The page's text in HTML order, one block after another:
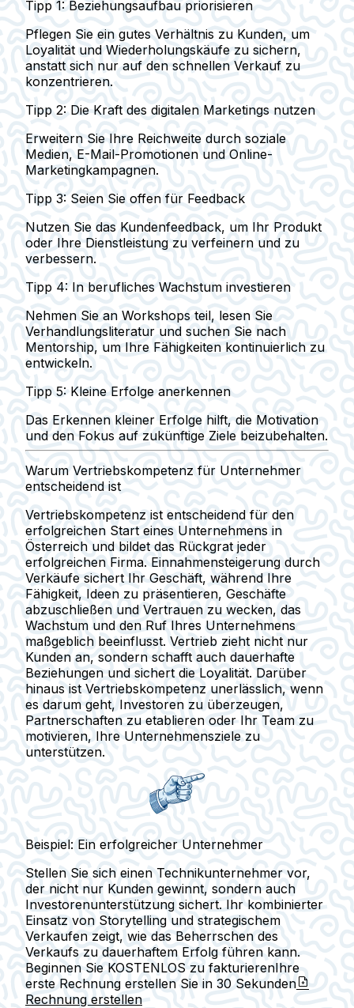
Tipp 1: Beziehungsaufbau priorisieren
Pflegen Sie ein gutes Verhältnis zu Kunden, um
Loyalität und Wiederholungskäufe zu sichern,
anstatt sich nur auf den schnellen Verkauf zu
konzentrieren.
Tipp 2: Die Kraft des digitalen Marketings nutzen
Erweitern Sie Ihre Reichweite durch soziale
Medien, E-Mail-Promotionen und Online-
Marketingkampagnen.
Tipp 3: Seien Sie offen für Feedback
Nutzen Sie das Kundenfeedback, um Ihr Produkt
oder Ihre Dienstleistung zu verfeinern und zu
verbessern.
Tipp 4: In berufliches Wachstum investieren
Nehmen Sie an Workshops teil, lesen Sie
Verhandlungsliteratur und suchen Sie nach
Mentorship, um Ihre Fähigkeiten kontinuierlich zu
entwickeln.
Tipp 5: Kleine Erfolge anerkennen
Das Erkennen kleiner Erfolge hilft, die Motivation
und den Fokus auf zukünftige Ziele beizubehalten.
Warum Vertriebskompetenz für Unternehmer
entscheidend ist
Vertriebskompetenz ist entscheidend für den
erfolgreichen Start eines Unternehmens in
Österreich und bildet das Rückgrat jeder
erfolgreichen Firma. Einnahmensteigerung durch
Verkäufe sichert Ihr Geschäft, während Ihre
Fähigkeit, Ideen zu präsentieren, Geschäfte
abzuschließen und Vertrauen zu wecken, das
Wachstum und den Ruf Ihres Unternehmens
maßgeblich beeinflusst. Vertrieb zieht nicht nur
Kunden an, sondern schafft auch dauerhafte
Beziehungen und sichert die Loyalität. Darüber
hinaus ist Vertriebskompetenz unerlässlich, wenn
es darum geht, Investoren zu überzeugen,
Partnerschaften zu etablieren oder Ihr Team zu
motivieren, Ihre Unternehmensziele zu
unterstützen.
Beispiel: Ein erfolgreicher Unternehmer
Stellen Sie sich einen Technikunternehmer vor,
der nicht nur Kunden gewinnt, sondern auch
Investorenunterstützung sichert. Ihr kombinierter
Einsatz von Storytelling und strategischem
Verkaufen zeigt, wie das Beherrschen des
Verkaufs zu dauerhaftem Erfolg führen kann.
Beginnen Sie KOSTENLOS zu fakturierenIhre
erste Rechnung erstellen Sie in 30 Sekunden
Rechnung erstellen